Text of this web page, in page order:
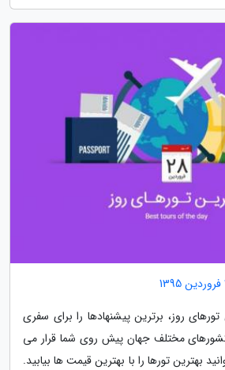
روز، برترین پیشنهادها را برای سفری
مختلف جهان پیش روی شما قرار می
بهترین تورها را با بهترین قیمت ها بیابید.